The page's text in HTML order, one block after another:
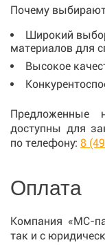
Почему
Широкий
материалов для
Высокое
Предложенные
доступны для
по телефону: 8
Оплата
Компания «МС-
так и с